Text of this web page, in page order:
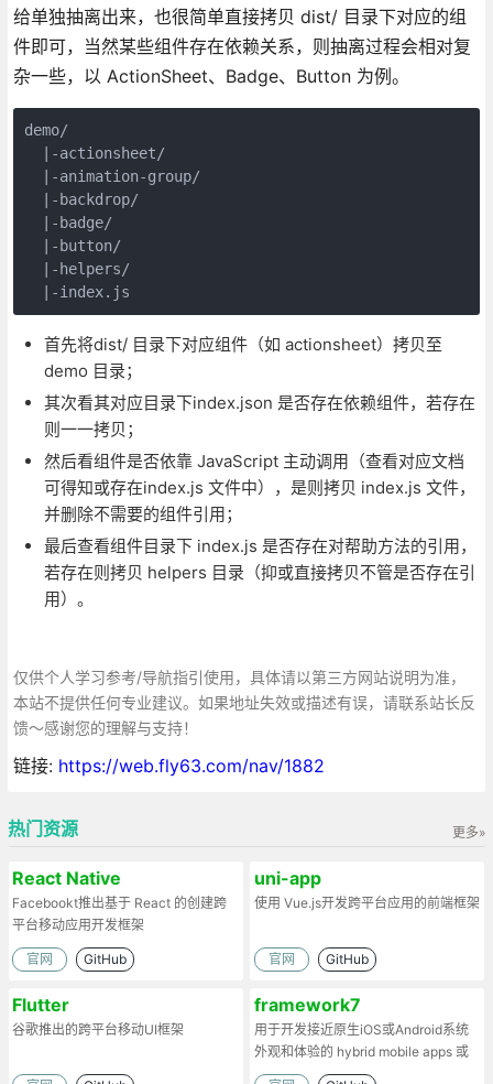
给单独抽离出来，也很简单直接拷贝 dist/ 目录下对应的组
件即可，当然某些组件存在依赖关系，则抽离过程会相对复
杂一些，以 ActionSheet、Badge、Button 为例。
demo/
  |-actionsheet/
  |-animation-group/
  |-backdrop/
  |-badge/
  |-button/
  |-helpers/
首先将dist/ 目录下对应组件（如 actionsheet）拷贝至
demo 目录；
其次看其对应目录下index.json 是否存在依赖组件，若存在
则一一拷贝；
然后看组件是否依靠 JavaScript 主动调用（查看对应文档
可得知或存在index.js 文件中），是则拷贝 index.js 文件，
并删除不需要的组件引用；
最后查看组件目录下 index.js 是否存在对帮助方法的引用，
若存在则拷贝 helpers 目录（抑或直接拷贝不管是否存在引
用）。
仅供个人学习参考/导航指引使用，具体请以第三方网站说明为准，
本站不提供任何专业建议。如果地址失效或描述有误，请联系站长反
馈～感谢您的理解与支持！
链接: https://web.fly63.com/nav/1882
更多»
热门资源
React Native
Facebookt推出基于 React 的创建跨
平台移动应用开发框架
官网 GitHub
uni-app
使用 Vue.js开发跨平台应用的前端框架
官网 GitHub
Flutter
谷歌推出的跨平台移动UI框架
framework7
用于开发接近原生iOS或Android系统
外观和体验的 hybrid mobile apps 或
web apps